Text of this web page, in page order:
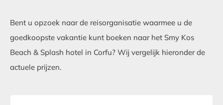
Bent u opzoek naar de reisorganisatie waarmee u de
goedkoopste vakantie kunt boeken naar het Smy Kos
Beach & Splash hotel in Corfu? Wij vergelijk hieronder de
actuele prijzen.